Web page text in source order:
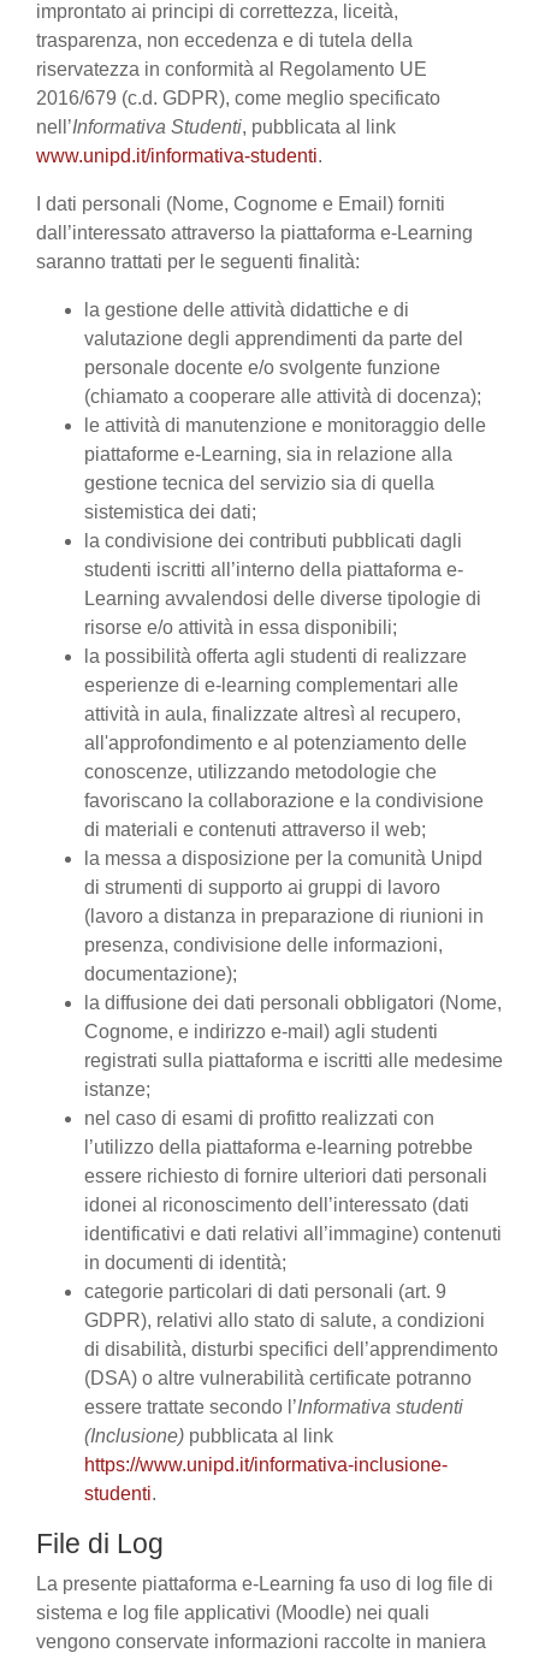
improntato ai principi di correttezza, liceità,
trasparenza, non eccedenza e di tutela della
riservatezza in conformità al Regolamento UE
2016/679 (c.d. GDPR), come meglio specificato
nell’Informativa Studenti, pubblicata al link
www.unipd.it/informativa-studenti.
I dati personali (Nome, Cognome e Email) forniti
dall’interessato attraverso la piattaforma e-Learning
saranno trattati per le seguenti finalità:
la gestione delle attività didattiche e di
valutazione degli apprendimenti da parte del
personale docente e/o svolgente funzione
(chiamato a cooperare alle attività di docenza);
le attività di manutenzione e monitoraggio delle
piattaforme e-Learning, sia in relazione alla
gestione tecnica del servizio sia di quella
sistemistica dei dati;
la condivisione dei contributi pubblicati dagli
studenti iscritti all’interno della piattaforma e-
Learning avvalendosi delle diverse tipologie di
risorse e/o attività in essa disponibili;
la possibilità offerta agli studenti di realizzare
esperienze di e-learning complementari alle
attività in aula, finalizzate altresì al recupero,
all'approfondimento e al potenziamento delle
conoscenze, utilizzando metodologie che
favoriscano la collaborazione e la condivisione
di materiali e contenuti attraverso il web;
la messa a disposizione per la comunità Unipd
di strumenti di supporto ai gruppi di lavoro
(lavoro a distanza in preparazione di riunioni in
presenza, condivisione delle informazioni,
documentazione);
la diffusione dei dati personali obbligatori (Nome,
Cognome, e indirizzo e-mail) agli studenti
registrati sulla piattaforma e iscritti alle medesime
istanze;
nel caso di esami di profitto realizzati con
l’utilizzo della piattaforma e-learning potrebbe
essere richiesto di fornire ulteriori dati personali
idonei al riconoscimento dell’interessato (dati
identificativi e dati relativi all’immagine) contenuti
in documenti di identità;
categorie particolari di dati personali (art. 9
GDPR), relativi allo stato di salute, a condizioni
di disabilità, disturbi specifici dell’apprendimento
(DSA) o altre vulnerabilità certificate potranno
essere trattate secondo l’Informativa studenti
(Inclusione) pubblicata al link
https://www.unipd.it/informativa-inclusione-
studenti.
File di Log
La presente piattaforma e-Learning fa uso di log file di
sistema e log file applicativi (Moodle) nei quali
vengono conservate informazioni raccolte in maniera